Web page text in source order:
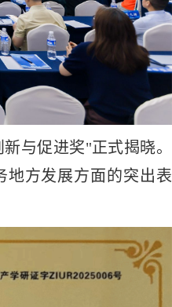
与促进奖"正式揭晓。
地方发展方面的突出表